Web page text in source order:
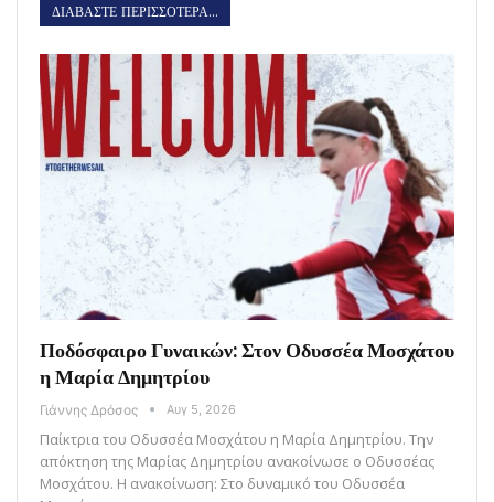
ΔΙΑΒΑΣΤΕ ΠΕΡΙΣΣΟΤΕΡΑ...
Ποδόσφαιρο Γυναικών: Στον Οδυσσέα Μοσχάτου
η Μαρία Δημητρίου
Γιάννης Δρόσος Αυγ 5, 2026
Παίκτρια του Οδυσσέα Μοσχάτου η Μαρία Δημητρίου. Την
απόκτηση της Μαρίας Δημητρίου ανακοίνωσε ο Οδυσσέας
Μοσχάτου. Η ανακοίνωση: Στο δυναμικό του Οδυσσέα